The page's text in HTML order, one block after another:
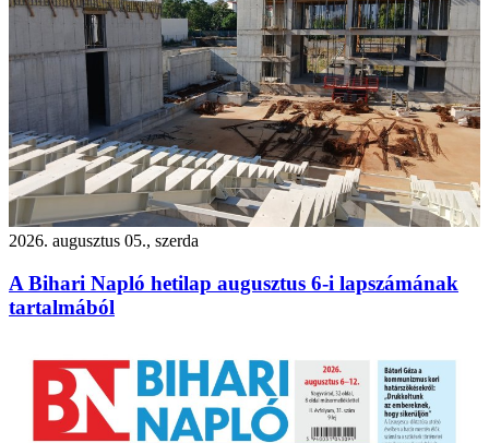
2026. augusztus 05., szerda
A Bihari Napló hetilap augusztus 6-i lapszámának
tartalmából